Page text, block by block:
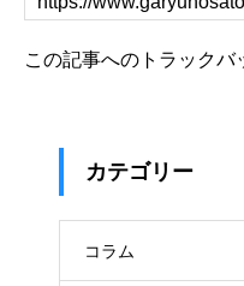
この記事へのトラックバ
カテゴリー
コラム